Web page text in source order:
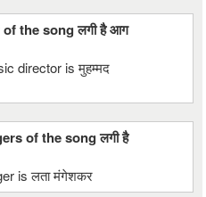
the song लगी है आग
director is मुहम्मद
of the song लगी है
is लता मंगेशकर